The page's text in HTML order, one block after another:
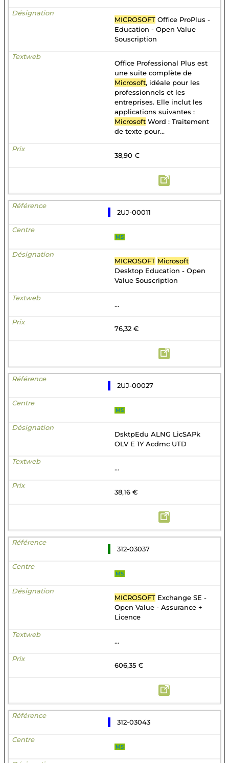
MICROSOFT Office ProPlus -
Education - Open Value
Souscription
Office Professional Plus est
une suite complète de
Microsoft, idéale pour les
professionnels et les
entreprises. Elle inclut les
applications suivantes :
Microsoft Word : Traitement
de texte pour...
38,90 €
2UJ-00011
MS
MICROSOFT Microsoft
Desktop Education - Open
Value Souscription
...
76,32 €
2UJ-00027
MS
DsktpEdu ALNG LicSAPk
OLV E 1Y Acdmc UTD
...
38,16 €
312-03037
MS
MICROSOFT Exchange SE -
Open Value - Assurance +
Licence
...
606,35 €
312-03043
MS